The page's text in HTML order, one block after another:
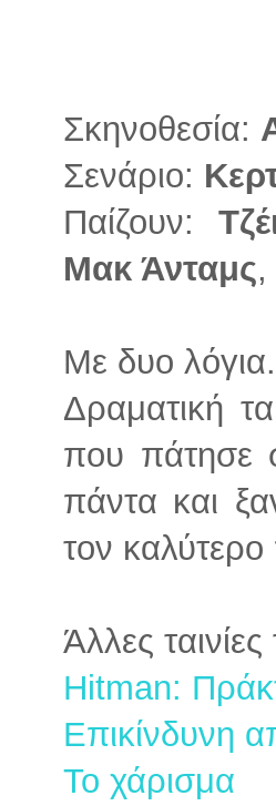
Σκηνοθεσία:
Σενάριο:
Παίζουν:
Μακ Άνταμς,
Με δυο
Δραματική
που πάτησε
πάντα και
τον
Άλλες
Hitman:
Επικίνδυνη
Το χάρισμα